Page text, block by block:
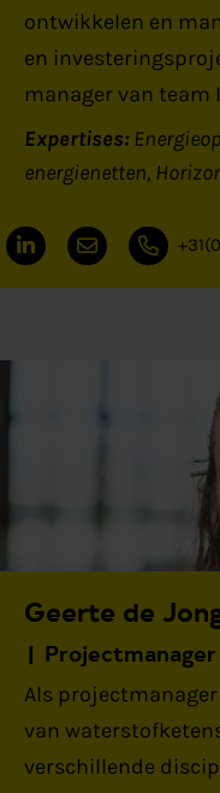
ontwikkelen en
en
manager van team
Expertises:
energienetten
Geerte de
Als
van
verschillende